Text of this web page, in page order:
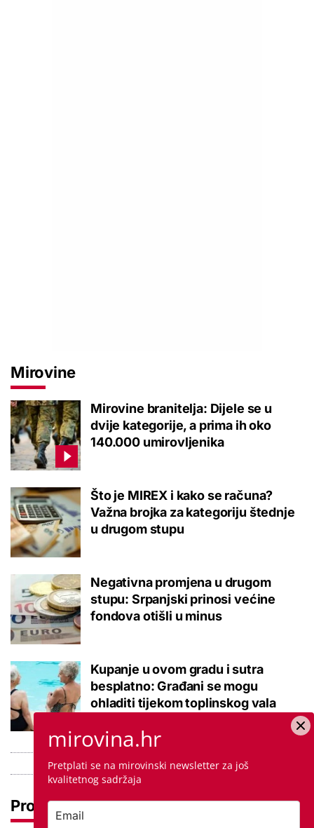
Mirovine
Mirovine branitelja: Dijele se u
dvije kategorije, a prima ih oko
140.000 umirovljenika
Što je MIREX i kako se računa?
Važna brojka za kategoriju štednje
u drugom stupu
Negativna promjena u drugom
stupu: Srpanjski prinosi većine
fondova otišli u minus
Kupanje u ovom gradu i sutra
besplatno: Građani se mogu
ohladiti tijekom toplinskog vala
Pročitaj još
mirovina.hr
Pretplati se na mirovinski newsletter za još
kvalitetnog sadržaja